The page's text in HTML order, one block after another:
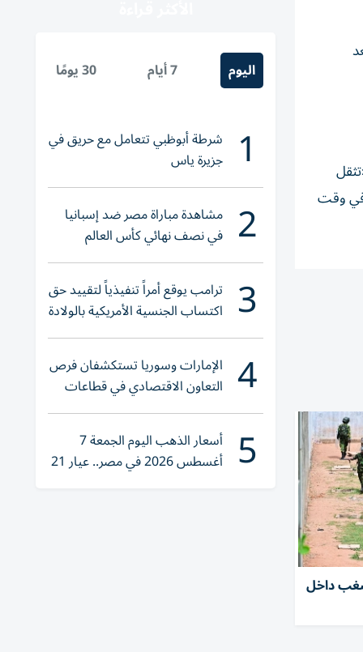
وقت
شغب داخل
اليوم 7 أيام 30 يومًا
1 شرطة أبوظبي تتعامل مع حريق في
جزيرة ياس
2 مشاهدة مباراة مصر ضد إسبانيا
في نصف نهائي كأس العالم
لناشئات اليد 2026
3 ترامب يوقع أمراً تنفيذياً لتقييد حق
اكتساب الجنسية الأمريكية بالولادة
4 الإمارات وسوريا تستكشفان فرص
التعاون الاقتصادي في قطاعات
حيوية
5 أسعار الذهب اليوم الجمعة 7
أغسطس 2026 في مصر.. عيار 21